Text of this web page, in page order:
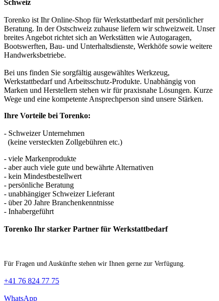
Schweiz
Torenko ist Ihr Online-Shop für Werkstattbedarf mit persönlicher
Beratung. In der Ostschweiz zuhause liefern wir schweizweit. Unser
breites Angebot richtet sich an Werkstätten wie Autogaragen,
Bootswerften, Bau- und Unterhaltsdienste, Werkhöfe sowie weitere
Handwerksbetriebe.
Bei uns finden Sie sorgfältig ausgewähltes Werkzeug,
Werkstattbedarf und Arbeitsschutz-Produkte. Unabhängig von
Marken und Herstellern stehen wir für praxisnahe Lösungen. Kurze
Wege und eine kompetente Ansprechperson sind unsere Stärken.
Ihre Vorteile bei Torenko:
- Schweizer Unternehmen
(keine versteckten Zollgebühren etc.)
- viele Markenprodukte
- aber auch viele gute und bewährte Alternativen
- kein Mindestbestellwert
- persönliche Beratung
- unabhängiger Schweizer Lieferant
- über 20 Jahre Branchenkenntnisse
- Inhabergeführt
Torenko Ihr starker Partner für Werkstattbedarf
Für Fragen und Auskünfte stehen wir Ihnen gerne zur Verfügung.
+41 76 824 77 75
WhatsApp